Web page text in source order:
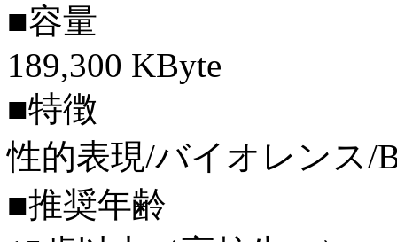
■容量
189,300 KByte
■特徴
性的表現/バイオレンス/
■推奨年齢